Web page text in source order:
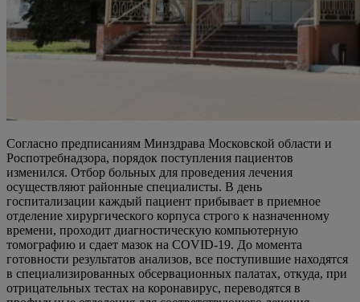
Согласно предписаниям Минздрава Московской области и
Роспотребнадзора, порядок поступления пациентов
изменился. Отбор больных для проведения лечения
осуществляют районные специалисты. В день
госпитализации каждый пациент прибывает в приемное
отделение хирургического корпуса строго к назначенному
времени, проходит диагностическую компьютерную
томографию и сдает мазок на COVID-19. До момента
готовности результатов анализов, все поступившие находятся
в специализированных обсервационных палатах, откуда, при
отрицательных тестах на коронавирус, переводятся в